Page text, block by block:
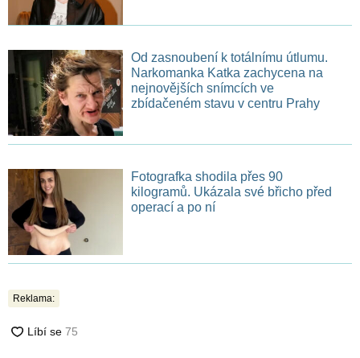
Od zasnoubení k totálnímu útlumu.
Narkomanka Katka zachycena na
nejnovějších snímcích ve
zbídačeném stavu v centru Prahy
Fotografka shodila přes 90
kilogramů. Ukázala své břicho před
operací a po ní
Reklama: